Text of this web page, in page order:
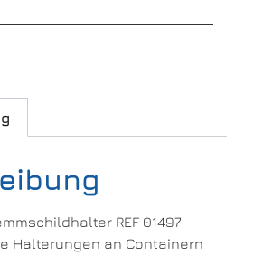
REF 01497
Halterungen an Containern